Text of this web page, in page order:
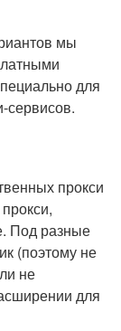
мы
для
сервисов.
прокси
Под разные
(поэтому не
не
для